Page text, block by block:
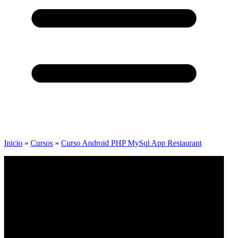
Inicio » Cursos » Curso Android PHP MySql App Restaurant